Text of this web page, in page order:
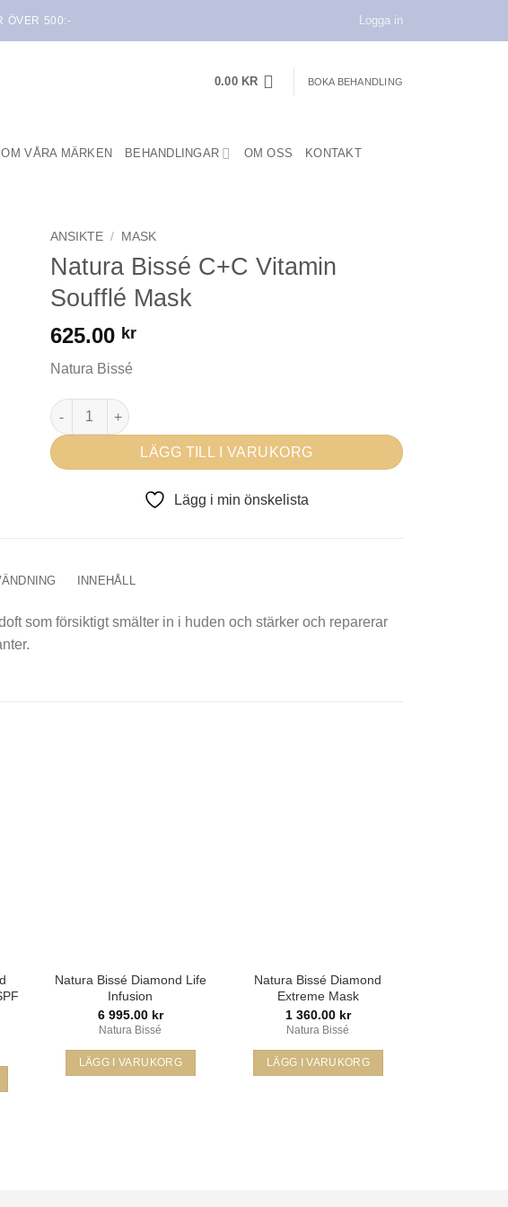
ÖVER 500:- Logga in
0.00 KR BOKA BEHANDLING
VÅRA MÄRKEN BEHANDLINGAR OM OSS KONTAKT
ANSIKTE / MASK
Natura Bissé C+C Vitamin
Soufflé Mask
625.00 kr
Natura Bissé
Natura Bissé C+C Vitamin Soufflé Mask mängd
LÄGG TILL I VARUKORG
Lägg i min önskelista
INNEHÅLL
som försiktigt smälter in i huden och stärker och reparerar
Natura Bissé Diamond Life
Infusion
6 995.00 kr
Natura Bissé
LÄGG I VARUKORG
Natura Bissé Diamond
Extreme Mask
1 360.00 kr
Natura Bissé
LÄGG I VARUKORG